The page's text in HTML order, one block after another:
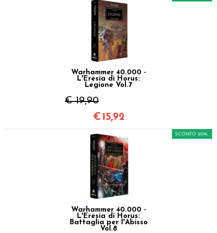
Warhammer 40.000 -
L'Eresia di Horus:
Legione Vol.7
€ 19,90
€ 15,92
Warhammer 40.000 -
L'Eresia di Horus:
Battaglia per l'Abisso
Vol.8
SCONTO 20%